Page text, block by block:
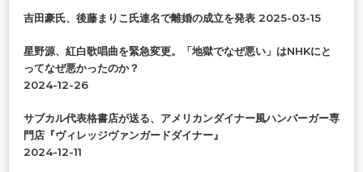
吉田豪氏、後藤まりこ氏連名で離婚の成立を発表 2025-03-15
星野源、紅白歌唱曲を緊急変更。「地獄でなぜ悪い」はNHKにと
ってなぜ悪かったのか？
2024-12-26
サブカル代表格書店が送る、アメリカンダイナー風ハンバーガー専
門店『ヴィレッジヴァンガードダイナー』
2024-12-11